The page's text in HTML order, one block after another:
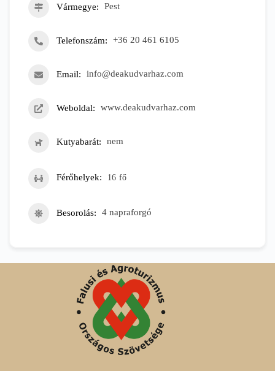
Vármegye Pest
Telefonszám +36 20 461 6105
Email info@deakudvarhaz.com
Weboldal www.deakudvarhaz.com
Kutyabarát nem
Férőhelyek 16 fő
Besorolás 4 napraforgó